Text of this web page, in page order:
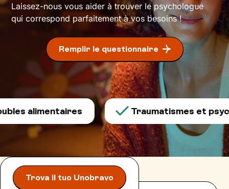
Laissez-nous vous aider à trouver le psychologue
qui correspond parfaitement à vos besoins !
Remplir le questionnaire
alimentaires Traumatismes et
Trova il tuo Unobravo